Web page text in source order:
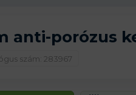
anti-porózus
szám: 283967